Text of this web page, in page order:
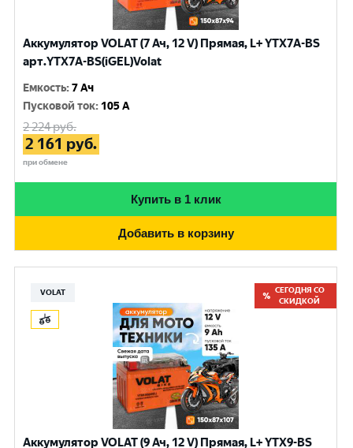
Аккумулятор VOLAT (7 Ач, 12 V) Прямая, L+ YTX7A-BS
арт.YTX7A-BS(iGEL)Volat
Емкость:7 Ач
Пусковой ток: 105 A
2 224руб.
2 161 руб.
при обмене
Купить в 1 клик
Добавить в корзину
VOLAT
СЕГОДНЯ СО
СКИДКОЙ
Аккумулятор VOLAT (9 Ач, 12 V) Прямая, L+ YTX9-BS